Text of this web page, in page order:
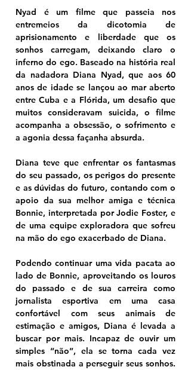
Nyad é um filme que passeia nos
entremeios da dicotomia de
aprisionamento e liberdade que os
sonhos carregam, deixando claro o
inferno do ego. Baseado na história real
da nadadora Diana Nyad, que aos 60
anos de idade se lançou ao mar aberto
entre Cuba e a Flórida, um desafio que
muitos consideravam suicida, o filme
acompanha a obsessão, o sofrimento e
a agonia dessa façanha absurda.
Diana teve que enfrentar os fantasmas
do seu passado, os perigos do presente
e as dúvidas do futuro, contando com o
apoio da sua melhor amiga e técnica
Bonnie, interpretada por Jodie Foster, e
de uma equipe exploradora que sofreu
na mão do ego exacerbado de Diana.
Podendo continuar uma vida pacata ao
lado de Bonnie, aproveitando os louros
do passado e de sua carreira como
jornalista esportiva em uma casa
confortável com seus animais de
estimação e amigos, Diana é levada a
buscar por mais. Incapaz de ouvir um
simples “não”, ela se torna cada vez
mais obstinada a perseguir seus sonhos.